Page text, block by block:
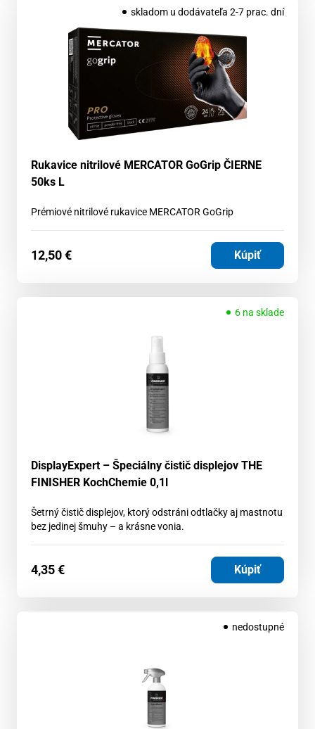
skladom u dodávateľa 2-7 prac. dní
Rukavice nitrilové MERCATOR GoGrip ČIERNE
50ks L
Prémiové nitrilové rukavice MERCATOR GoGrip
12,50€ Kúpiť
6 na sklade
DisplayExpert – Špeciálny čistič displejov THE
FINISHER KochChemie 0,1l
Šetrný čistič displejov, ktorý odstráni odtlačky aj mastnotu
bez jedinej šmuhy – a krásne vonia.
4,35€ Kúpiť
nedostupné